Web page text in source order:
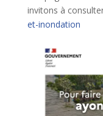
invitons à
et-inondation